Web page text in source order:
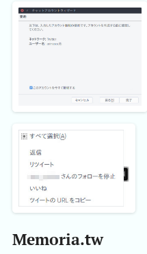
Memoria.tw